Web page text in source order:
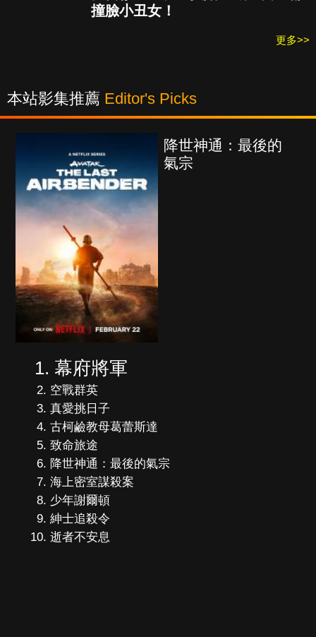
撞臉小丑女！
更多>>
本站影集推薦 Editor's Picks
降世神通：最後的
氣宗
幕府將軍
空戰群英
真愛挑日子
古柯鹼教母葛蕾斯達
致命旅途
降世神通：最後的氣宗
海上密室謀殺案
少年謝爾頓
紳士追殺令
逝者不安息